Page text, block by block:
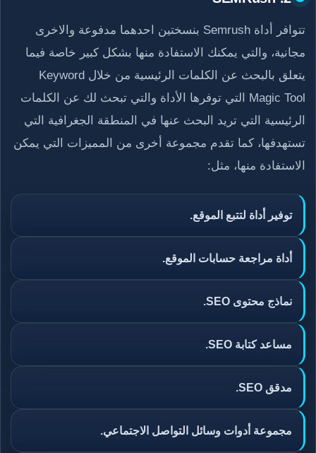
تتوافر أداة Semrush بنسختين احدهما مدفوعة والاخرى
مجانية، والتي يمكنك الاستفادة منها بشكل كبير خاصة فيما
يتعلق بالبحث عن الكلمات الرئيسية من خلال Keyword
Magic Tool التي توفرها الأداة والتي تبحث لك عن الكلمات
الرئيسية التي تريد البحث عنها في المنطقة الجغرافية التي
تستهدفها، كما تقدم مجموعة أخرى من المميزات التي يمكن
الاستفادة منها، مثل:
توفير أداة لتتبع الموقع.
أداة مراجعة حسابات الموقع.
نماذج محتوى SEO.
مساعد كتابة SEO.
مدقق SEO.
مجموعة أدوات وسائل التواصل الاجتماعي.